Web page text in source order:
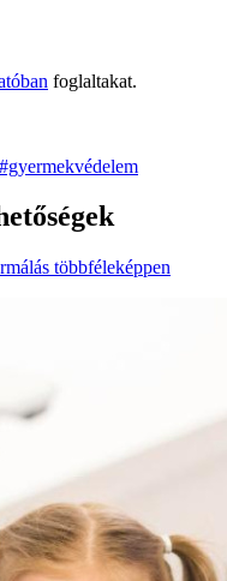
foglaltakat.
#gyermekvédelem
többféleképpen